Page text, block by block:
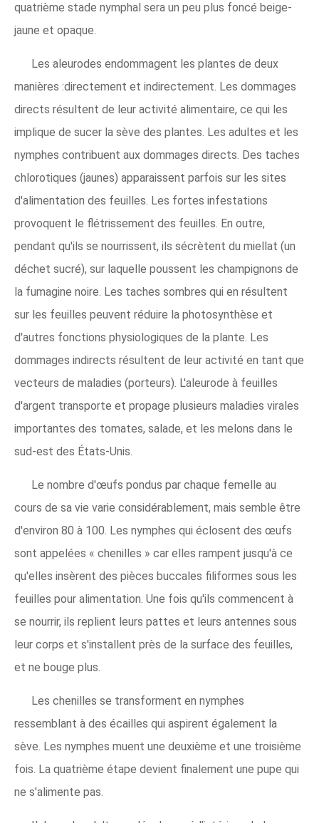
quatrième stade nymphal sera un peu plus foncé beige-
jaune et opaque.
Les aleurodes endommagent les plantes de deux
manières :directement et indirectement. Les dommages
directs résultent de leur activité alimentaire, ce qui les
implique de sucer la sève des plantes. Les adultes et les
nymphes contribuent aux dommages directs. Des taches
chlorotiques (jaunes) apparaissent parfois sur les sites
d'alimentation des feuilles. Les fortes infestations
provoquent le flétrissement des feuilles. En outre,
pendant qu'ils se nourrissent, ils sécrètent du miellat (un
déchet sucré), sur laquelle poussent les champignons de
la fumagine noire. Les taches sombres qui en résultent
sur les feuilles peuvent réduire la photosynthèse et
d'autres fonctions physiologiques de la plante. Les
dommages indirects résultent de leur activité en tant que
vecteurs de maladies (porteurs). L'aleurode à feuilles
d'argent transporte et propage plusieurs maladies virales
importantes des tomates, salade, et les melons dans le
sud-est des États-Unis.
Le nombre d'œufs pondus par chaque femelle au
cours de sa vie varie considérablement, mais semble être
d'environ 80 à 100. Les nymphes qui éclosent des œufs
sont appelées « chenilles » car elles rampent jusqu'à ce
qu'elles insèrent des pièces buccales filiformes sous les
feuilles pour alimentation. Une fois qu'ils commencent à
se nourrir, ils replient leurs pattes et leurs antennes sous
leur corps et s'installent près de la surface des feuilles,
et ne bouge plus.
Les chenilles se transforment en nymphes
ressemblant à des écailles qui aspirent également la
sève. Les nymphes muent une deuxième et une troisième
fois. La quatrième étape devient finalement une pupe qui
ne s'alimente pas.